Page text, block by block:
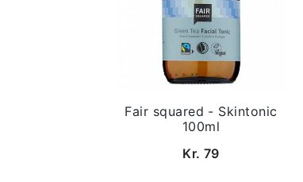
Fair squared - Skintonic
100ml
Kr. 79